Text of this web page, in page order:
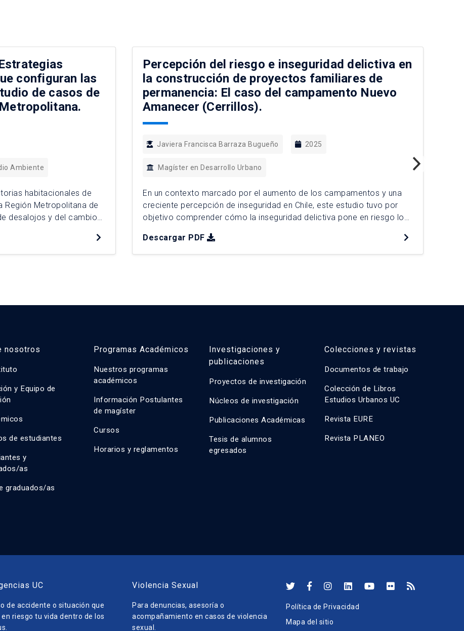
configuran las
de casos de
Ambiente
habitacionales de
Región Metropolitana de
desalojos y del cambio
entre 2024 y
Percepción del riesgo e inseguridad delictiva en
la construcción de proyectos familiares de
permanencia: El caso del campamento Nuevo
Amanecer (Cerrillos).
Javiera Francisca Barraza Bugueño 2025
Magíster en Desarrollo Urbano
En un contexto marcado por el aumento de los campamentos y una
creciente percepción de inseguridad en Chile, este estudio tuvo por
objetivo comprender cómo la inseguridad delictiva pone en riesgo los
campamento Nuevo Amanecer. La investigación utilizó una
metodología cualitativa, que incluyó una etnografía localizada y […]
Descargar PDF
nosotros
y Equipo de
de estudiantes
y
as
graduados/as
Programas Académicos
Nuestros programas
académicos
Información Postulantes
de magíster
Cursos
Horarios y reglamentos
Investigaciones y
publicaciones
Proyectos de investigación
Núcleos de investigación
Publicaciones Académicas
Tesis de alumnos
egresados
Colecciones y revistas
Documentos de trabajo
Colección de Libros
Estudios Urbanos UC
Revista EURE
Revista PLANEO
UC
de accidente o situación que
riesgo tu vida dentro de los
Violencia Sexual
Para denuncias, asesoría o
acompañamiento en casos de violencia
sexual.
Política de Privacidad
Mapa del sitio